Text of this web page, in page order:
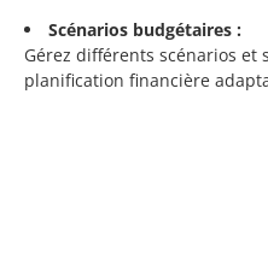
Scénarios budgétaires :
Gérez différents scénarios et
planification financière